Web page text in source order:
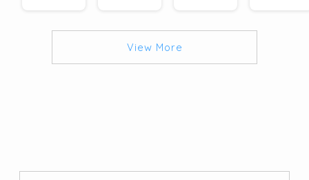
View More